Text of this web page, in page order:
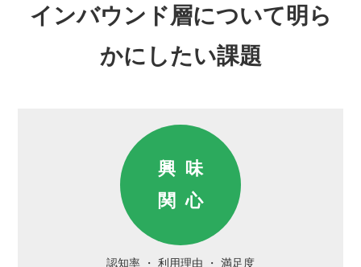
インバウンド層について明ら
かにしたい課題
興味
関心
認知率 利用理由 満足度